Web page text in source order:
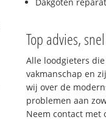
Top advies,
Alle loodgieters
vakmanschap en
wij over de
problemen aan
Neem contact met